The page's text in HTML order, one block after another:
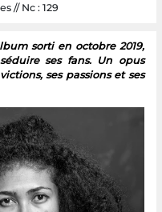
// Nc : 129
sorti en octobre 2019,
ses fans. Un opus
ses passions et ses